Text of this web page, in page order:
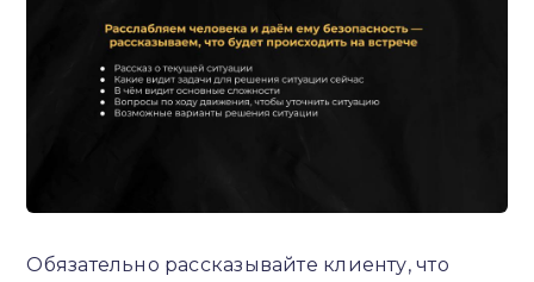
Обязательно рассказывайте клиенту, что